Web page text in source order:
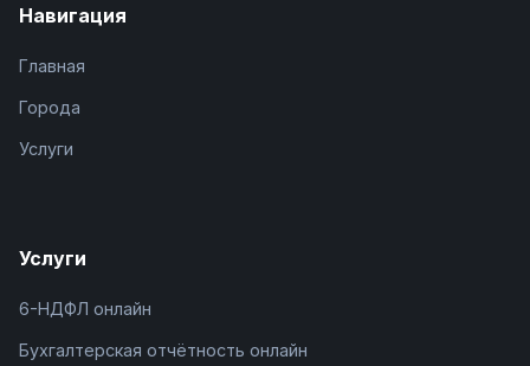
Навигация
Главная
Города
Услуги
Услуги
6-НДФЛ онлайн
Бухгалтерская отчётность онлайн